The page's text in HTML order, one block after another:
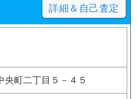
詳細＆自己査定
央町二丁目５－４５